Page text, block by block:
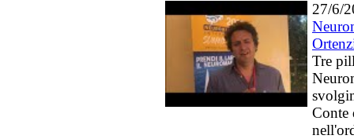
27/6/
Tre
Conte